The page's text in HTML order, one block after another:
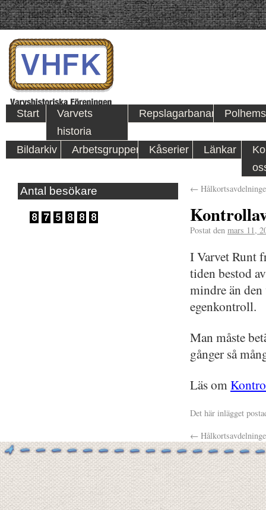
Start
Varvets
historia
Repslagarbanan
Bildarkiv Arbetsgrupper Kåserier Länkar
Antal besökare ←
Postat den mars 11,
I Varvet Runt
tiden bestod
mindre än
egenkontroll.
Man måste
gånger så
Läs om
Det här inlägget
←